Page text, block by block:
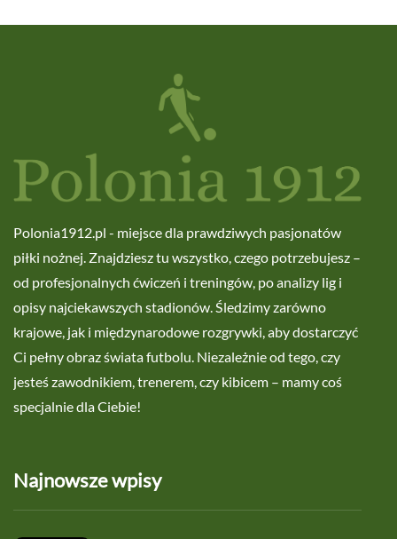
Polonia1912.pl - miejsce dla prawdziwych pasjonatów
piłki nożnej. Znajdziesz tu wszystko, czego potrzebujesz –
od profesjonalnych ćwiczeń i treningów, po analizy lig i
opisy najciekawszych stadionów. Śledzimy zarówno
krajowe, jak i międzynarodowe rozgrywki, aby dostarczyć
Ci pełny obraz świata futbolu. Niezależnie od tego, czy
jesteś zawodnikiem, trenerem, czy kibicem – mamy coś
specjalnie dla Ciebie!
Najnowsze wpisy